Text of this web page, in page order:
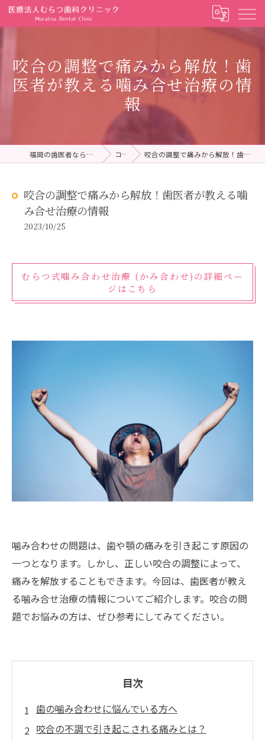
咬合の調整で痛みから解放！歯
医者が教える噛み合せ治療の情
報
福岡の歯医者ならむらつ歯科クリニック コラム 咬合の調整で痛みから解放！歯医者が教える噛み合せ治療の情報
咬合の調整で痛みから解放！歯医者が教える噛
み合せ治療の情報
2023/10/25
むらつ式噛み合わせ治療 (かみ合わせ)の詳細ペー
ジはこちら
噛み合わせの問題は、歯や顎の痛みを引き起こす原因の
一つとなります。しかし、正しい咬合の調整によって、
痛みを解放することもできます。今回は、歯医者が教え
る噛み合せ治療の情報についてご紹介します。咬合の問
題でお悩みの方は、ぜひ参考にしてみてください。
目次
歯の噛み合わせに悩んでいる方へ
咬合の不調で引き起こされる痛みとは？